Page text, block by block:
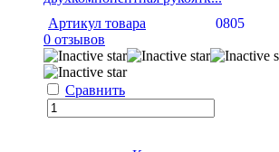
Артикул товара
0805
0 отзывов
Сравнить